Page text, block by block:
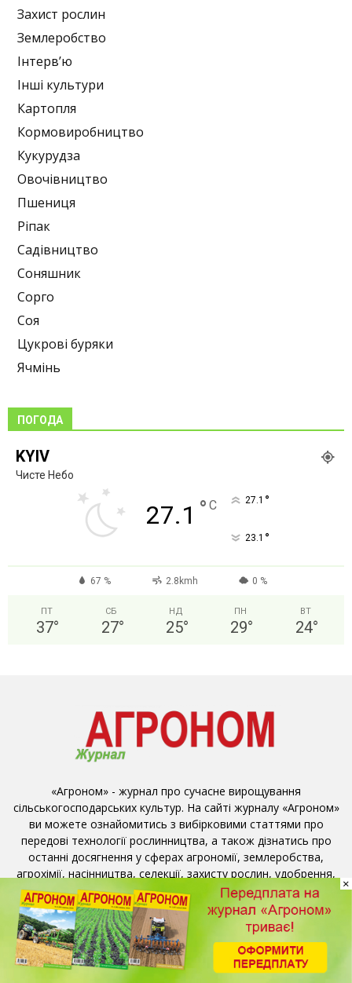
Захист рослин
Землеробство
Інтерв’ю
Інші культури
Картопля
Кормовиробництво
Кукурудза
Овочівництво
Пшениця
Ріпак
Садівництво
Соняшник
Сорго
Соя
Цукрові буряки
Ячмінь
ПОГОДА
KYIV
Чисте Небо
27.1 ° C 27.1 °
23.1 °
67 % 2.8kmh 0 %
ПТ
37°
СБ
27°
НД
25°
ПН
29°
ВТ
24°
«Агроном» - журнал про сучасне вирощування
сільськогосподарських культур. На сайті журналу «Агроном»
ви можете ознайомитись з вибірковими статтями про
передові технології рослинництва, а також дізнатись про
останні досягнення у сферах агрономії, землеробства,
агрохімії, насінництва, селекції, захисту рослин, удобрення,
агротехніки, зберігання сільгосппродукції та запозичити
передовий досвід ваших колег.
×